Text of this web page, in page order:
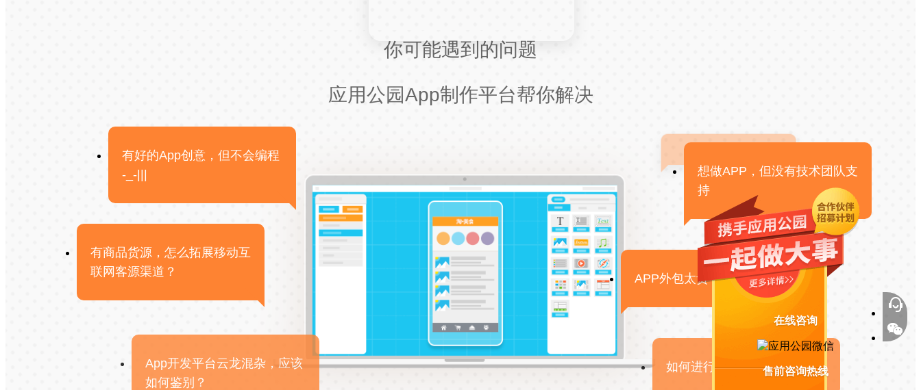
你可能遇到的问题
应用公园App制作平台帮你解决
有好的App创意，但不会编程
-_-|||
有商品货源，怎么拓展移动互
联网客源渠道？
App开发平台云龙混杂，应该
如何鉴别？
想做APP，但没有技术团队支
持
APP外包太贵，感觉不靠谱
如何进行手机APP商业变现？
在线咨询
售前咨询热线